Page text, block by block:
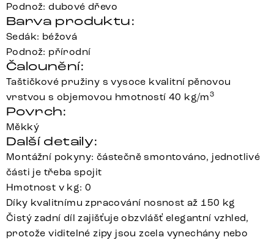
Podnož: dubové dřevo
Barva produktu:
Sedák: béžová
Podnož: přírodní
Čalounění:
Taštičkové pružiny s vysoce kvalitní pěnovou
vrstvou s objemovou hmotností 40 kg/m3
Povrch:
Měkký
Další detaily:
Montážní pokyny: částečně smontováno, jednotlivé
části je třeba spojit
Hmotnost v kg: 0
Díky kvalitnímu zpracování nosnost až 150 kg
Čistý zadní díl zajišťuje obzvlášť elegantní vzhled,
protože viditelné zipy jsou zcela vynechány nebo